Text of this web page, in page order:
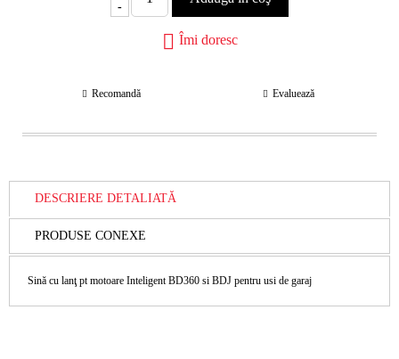
-
Îmi doresc
Recomandă Evaluează
DESCRIERE DETALIATĂ
PRODUSE CONEXE
Sină cu lanţ pt motoare Inteligent BD360 si BDJ pentru usi de garaj